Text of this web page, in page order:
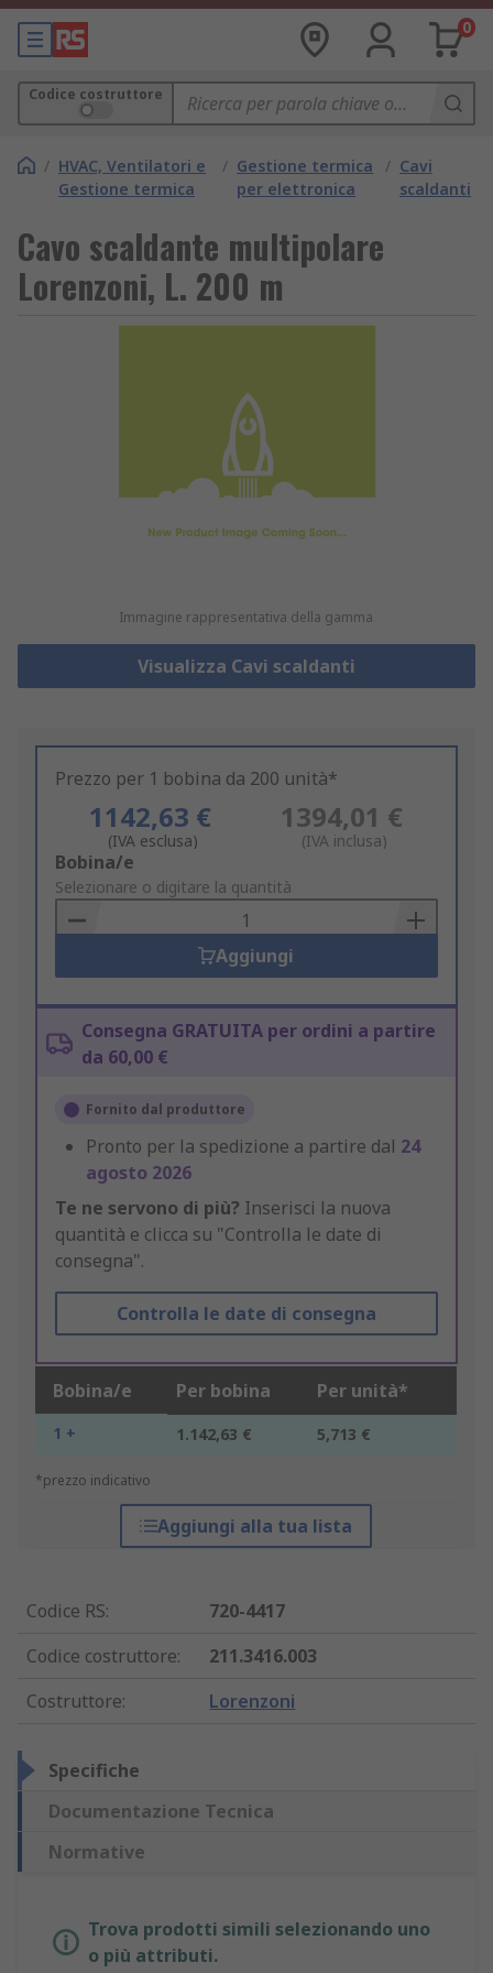
0
Codice costruttore
/ HVAC, Ventilatori e
Gestione termica
/ Gestione termica
per elettronica
/ Cavi
scaldanti
Cavo scaldante multipolare
Lorenzoni, L. 200 m
Immagine rappresentativa della gamma
Visualizza Cavi scaldanti
Prezzo per 1 bobina da 200 unità*
1142,63 €
(IVA esclusa)
1394,01 €
(IVA inclusa)
Add
to
Basket
Bobina/e
Selezionare o digitare la quantità
Aggiungi
Consegna GRATUITA per ordini a partire
da 60,00 €
Fornito dal produttore
Pronto per la spedizione a partire dal 24
agosto 2026
Te ne servono di più? Inserisci la nuova
quantità e clicca su "Controlla le date di
consegna".
Controlla le date di consegna
Bobina/e Per bobina Per unità*
1 + 1.142,63 € 5,713 €
*prezzo indicativo
Aggiungi alla tua lista
Codice RS:
720-4417
Codice costruttore:
211.3416.003
Costruttore: Lorenzoni
Specifiche
Documentazione Tecnica
Normative
Trova prodotti simili selezionando uno
o più attributi.